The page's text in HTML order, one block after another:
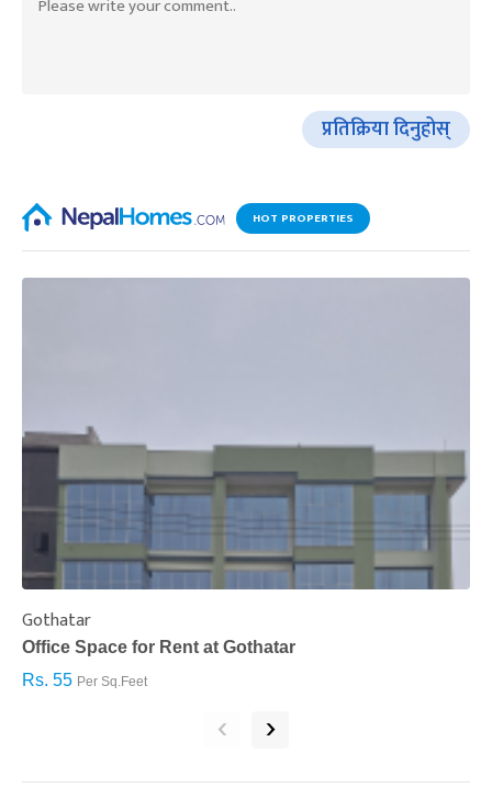
प्रतिक्रिया दिनुहोस्
HOT PROPERTIES
Gothatar
Office Space for Rent at Gothatar
Rs. 55 Per Sq.Feet
‹ ›